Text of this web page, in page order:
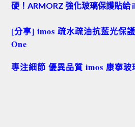
硬！ARMORZ 強化玻璃保護貼給
[分享] imos 疏水疏油抗藍光保
One
專注細節 優異品質 imos 康寧